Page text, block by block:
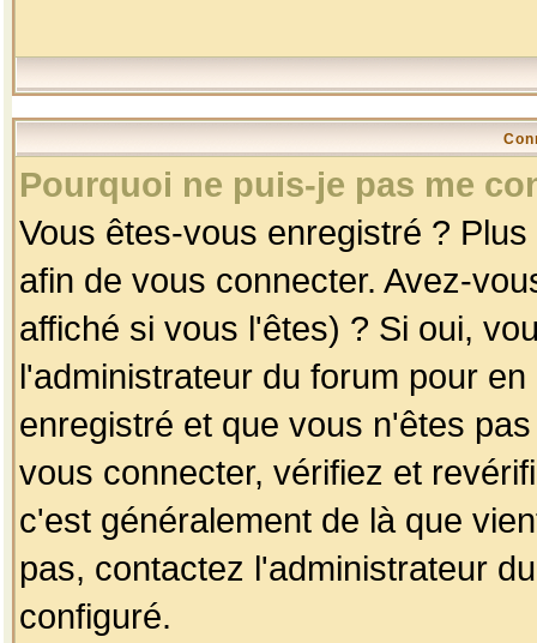
Pourquoi ne puis-je pas me
Vous êtes-vous enregistré ?
afin de vous connecter. Avez-
affiché si vous l'êtes) ? Si oui,
l'administrateur du forum pour
enregistré et que vous n'êtes
vous connecter, vérifiez et
c'est généralement de là que
pas, contactez l'administrateur
configuré.